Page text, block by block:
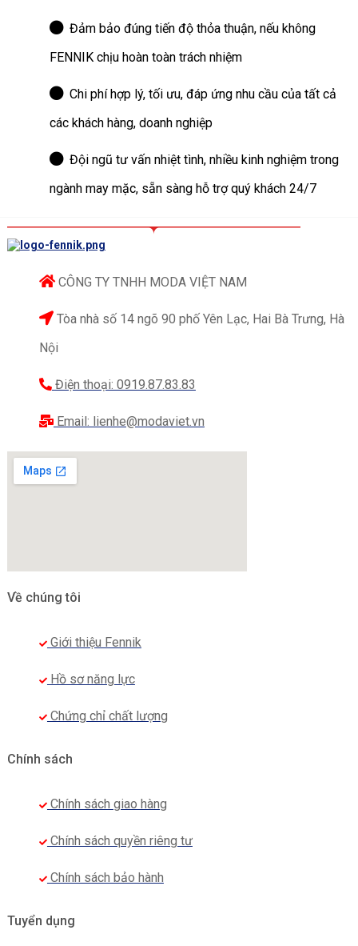
Đảm bảo đúng tiến độ thỏa thuận, nếu không
FENNIK chịu hoàn toàn trách nhiệm
Chi phí hợp lý, tối ưu, đáp ứng nhu cầu của tất cả
các khách hàng, doanh nghiệp
Đội ngũ tư vấn nhiệt tình, nhiều kinh nghiệm trong
ngành may mặc, sẵn sàng hỗ trợ quý khách 24/7
CÔNG TY TNHH MODA VIỆT NAM
Tòa nhà số 14 ngõ 90 phố Yên Lạc, Hai Bà Trưng, Hà
Nội
Điện thoại: 0919.87.83.83
Email: lienhe@modaviet.vn
Về chúng tôi
Giới thiệu Fennik
Hồ sơ năng lực
Chứng chỉ chất lượng
Chính sách
Chính sách giao hàng
Chính sách quyền riêng tư
Chính sách bảo hành
Tuyển dụng